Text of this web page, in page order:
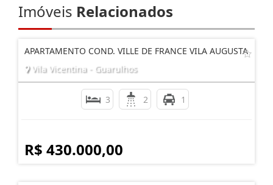
Imóveis Relacionados
APARTAMENTO COND. VILLE DE FRANCE VILA AUGUSTA
Vila Vicentina - Guarulhos
3 2 1
R$ 430.000,00